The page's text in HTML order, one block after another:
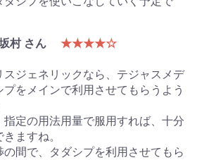
村 さん
★★★★☆
スジェネリックなら、テジャスメデ
プをメインで利用させてもらうよう
指定の用法用量で服用すれば、十分
ますね。
間で、タダシプを利用させてもら